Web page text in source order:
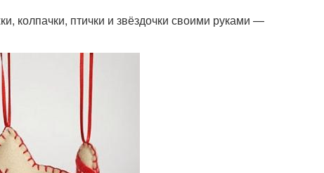
колпачки, птички и звёздочки своими руками —